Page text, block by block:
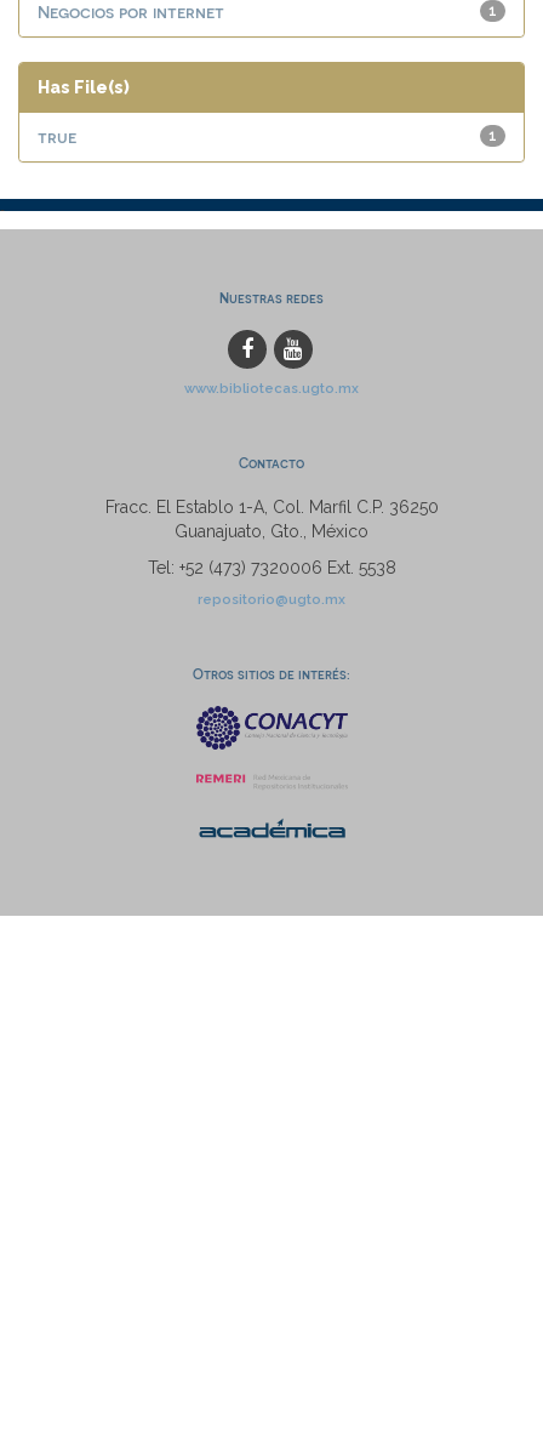
1
Negocios por internet
Has File(s)
1
true
Nuestras redes
www.bibliotecas.ugto.mx
Contacto
Fracc. El Establo 1-A, Col. Marfil C.P. 36250
Guanajuato, Gto., México
Tel: +52 (473) 7320006 Ext. 5538
repositorio@ugto.mx
Otros sitios de interés: